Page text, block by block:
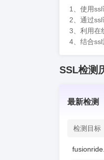
1、使用
2、通过
3、利用在
4、结合
SSL检测
最新检测
检测目标